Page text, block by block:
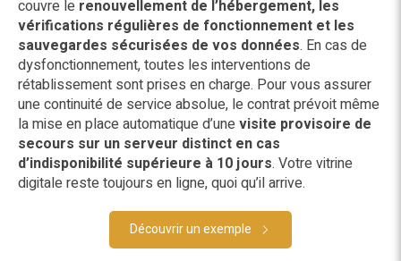
couvre le renouvellement de l’hébergement, les
vérifications régulières de fonctionnement et les
sauvegardes sécurisées de vos données. En cas de
dysfonctionnement, toutes les interventions de
rétablissement sont prises en charge. Pour vous assurer
une continuité de service absolue, le contrat prévoit même
la mise en place automatique d’unevisite provisoire de
secours sur un serveur distinct en cas
d’indisponibilité supérieure à 10 jours. Votre vitrine
digitale reste toujours en ligne, quoi qu’il arrive.
Découvrir un exemple